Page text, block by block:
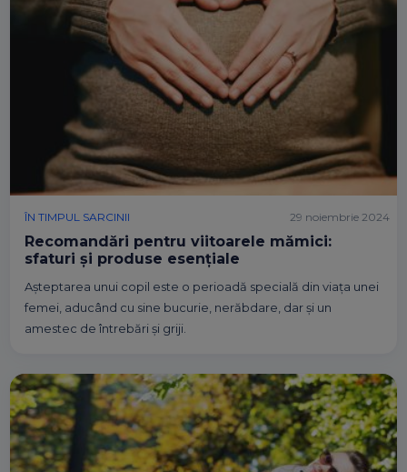
ÎN TIMPUL SARCINII
Recomandări pentru viitoarele mămici:
sfaturi și produse esențiale
Așteptarea unui copil este o perioadă specială din viața unei
femei, aducând cu sine bucurie, nerăbdare, dar și un
amestec de întrebări și griji.
29 noiembrie 2024